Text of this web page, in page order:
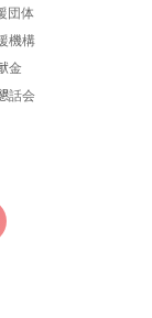
団体
機構
金
話会